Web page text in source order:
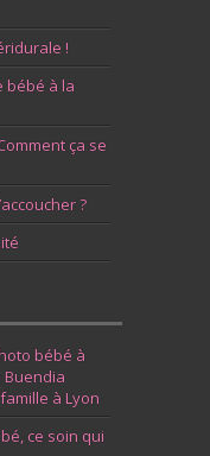
!
bébé à la
ça se
?
bébé à
Buendia
à Lyon
ce soin qui